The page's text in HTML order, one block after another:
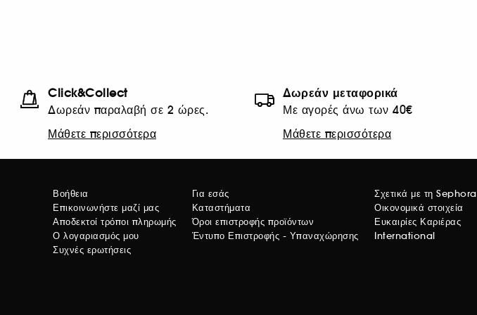
Click&Collect
Δωρεάν παραλαβή σε 2 ώρες.
Μάθετε περισσότερα
Δωρεάν μεταφορικά
Με αγορές άνω των 40€
Μάθετε περισσότερα
Βοήθεια
Επικοινωνήστε μαζί μας
Αποδεκτοί τρόποι πληρωμής
Ο λογαριασμός μου
Συχνές ερωτήσεις
Για εσάς
Καταστήματα
Όροι επιστροφής προϊόντων
Έντυπο Επιστροφής - Υπαναχώρησης
Σχετικά με τη Sephora
Οικονομικά στοιχεία
Ευκαιρίες Καριέρας
International